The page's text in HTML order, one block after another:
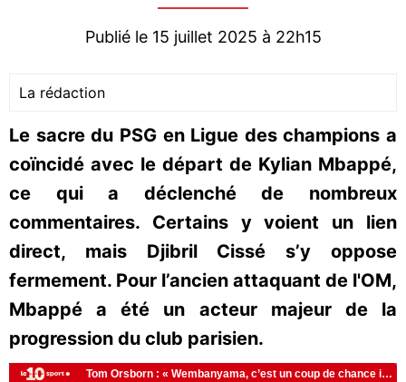
Publié le 15 juillet 2025 à 22h15
La rédaction
Le sacre du PSG en Ligue des champions a
coïncidé avec le départ de Kylian Mbappé,
ce qui a déclenché de nombreux
commentaires. Certains y voient un lien
direct, mais Djibril Cissé s’y oppose
fermement. Pour l’ancien attaquant de l'OM,
Mbappé a été un acteur majeur de la
progression du club parisien.